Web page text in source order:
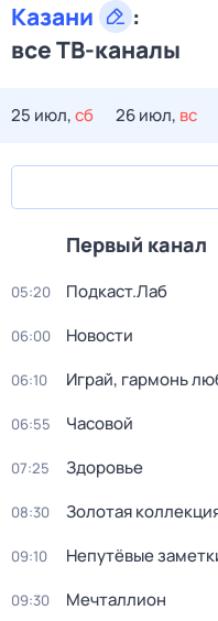
Казани
:
все ТВ-каналы
25 июл,сб 26 июл, вс
Первый канал
05:20 Подкаст.Лаб
06:00 Новости
06:10 Играй, гармонь
06:55 Часовой
07:25 Здоровье
08:30 Золотая
09:10 Непутёвые
09:30 Мечталлион